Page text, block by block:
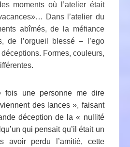
moments où l’atelier était
Dans l’atelier du
abîmés, de la méfiance
de l’orgueil blessé – l’ego
Formes, couleurs,
fois une personne me dire
des lances », faisant
déception de la « nullité
qui pensait qu’il était un
avoir perdu l’amitié, cette